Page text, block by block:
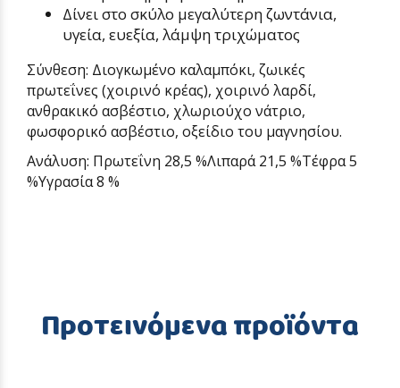
Δίνει στο σκύλο μεγαλύτερη ζωντάνια,
υγεία, ευεξία, λάμψη τριχώματος
Σύνθεση: Διογκωμένο καλαμπόκι, ζωικές
πρωτεΐνες (χοιρινό κρέας), χοιρινό λαρδί,
ανθρακικό ασβέστιο, χλωριούχο νάτριο,
φωσφορικό ασβέστιο, οξείδιο του μαγνησίου.
Ανάλυση: Πρωτεΐνη 28,5 %Λιπαρά 21,5 %Τέφρα 5
%Υγρασία 8 %
Προτεινόμενα προϊόντα